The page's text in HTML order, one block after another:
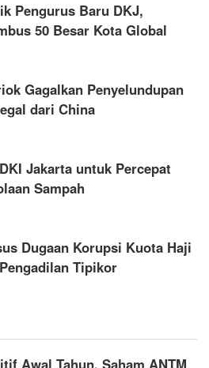
Pengurus Baru DKJ,
50 Besar Kota Global
Gagalkan Penyelundupan
dari China
Jakarta untuk Percepat
Sampah
Dugaan Korupsi Kuota Haji
Tipikor